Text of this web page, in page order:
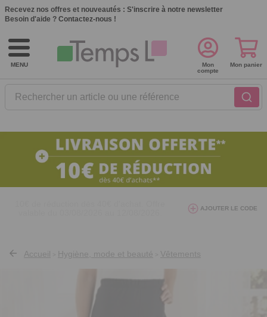
Recevez nos offres et nouveautés : S'inscrire à notre newsletter
Besoin d'aide ? Contactez-nous !
MENU
Rechercher un article ou une référence
Mon
compte
Mon panier
avec le code AT26
AJOUTER LE CODE
Accueil Hygiène, mode et beauté Vêtements